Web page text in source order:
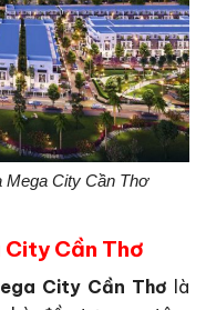
Mega City Cần Thơ
Cần Thơ
City Cần Thơ là